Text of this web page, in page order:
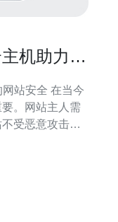
机助力您
全 在当今
。网站主人需
受恶意攻击和